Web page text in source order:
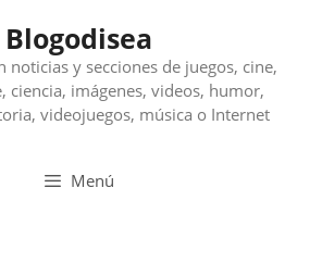
Blogodisea
noticias y secciones de juegos, cine,
ciencia, imágenes, videos, humor,
videojuegos, música o Internet
Menú